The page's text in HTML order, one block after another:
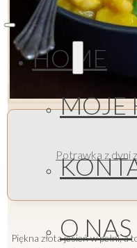
HOME
MOJE
O NAS
Potrawka z dyni
Piękna złota jesień w pełni, a